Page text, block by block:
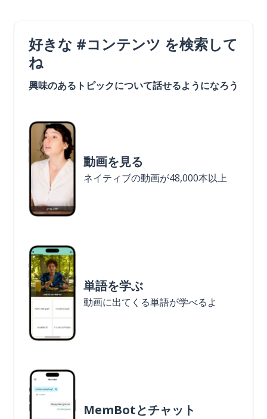
好きな #コンテンツ を検索して
ね
興味のあるトピックについて話せるようになろう
動画を見る
ネイティブの動画が48,000本以上
単語を学ぶ
動画に出てくる単語が学べるよ
MemBotとチャット